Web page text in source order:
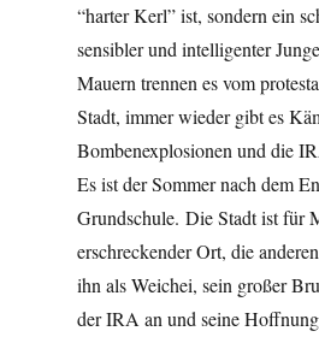
“harter Kerl” ist, sondern ein
sensibler und intelligenter
Mauern trennen es vom
Stadt, immer wieder gibt es
Bombenexplosionen und die
Es ist der Sommer nach dem
Grundschule. Die Stadt ist für
erschreckender Ort, die
ihn als Weichei, sein großer
der IRA an und seine